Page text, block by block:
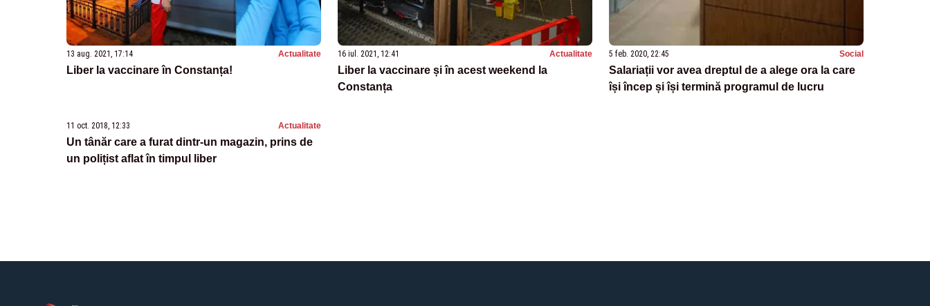
13 aug. 2021, 17:14 Actualitate
Liber la vaccinare în Constanța!
16 iul. 2021, 12:41 Actualitate
Liber la vaccinare și în acest weekend la
Constanța
5 feb. 2020, 22:45 Social
Salariații vor avea dreptul de a alege ora la care
își încep și își termină programul de lucru
11 oct. 2018, 12:33 Actualitate
Un tânăr care a furat dintr-un magazin, prins de
un polițist aflat în timpul liber